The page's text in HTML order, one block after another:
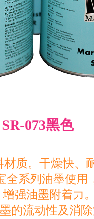
SR-073黑色
材质。干燥快、
全系列油墨使用
增强油墨附着力
的流动性及消